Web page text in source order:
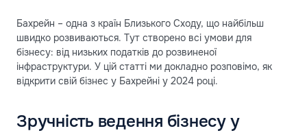
Бахрейн – одна з країн Близького Сходу, що найбільш
швидко розвиваються. Тут створено всі умови для
бізнесу: від низьких податків до розвиненої
інфраструктури. У цій статті ми докладно розповімо, як
відкрити свій бізнес у Бахрейні у 2024 році.
Зручність ведення бізнесу у